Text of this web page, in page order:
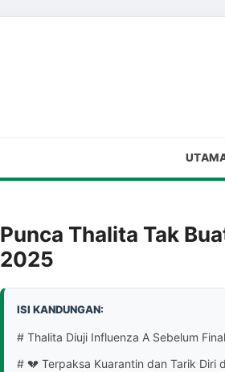
Punca Thalita Tak
2025
ISI KANDUNGAN:
# Thalita Diuji Influenza A Sebelum
# 💔 Terpaksa Kuarantin dan Tarik Diri